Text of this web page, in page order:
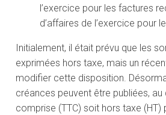
l’exercice pour les factures
d’affaires de l’exercice pour
Initialement, il était prévu que les
exprimées hors taxe, mais un
modifier cette disposition.
créances peuvent être publiées,
comprise (TTC) soit hors taxe (HT)